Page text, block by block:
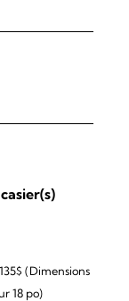
(Dimensions
18 po)